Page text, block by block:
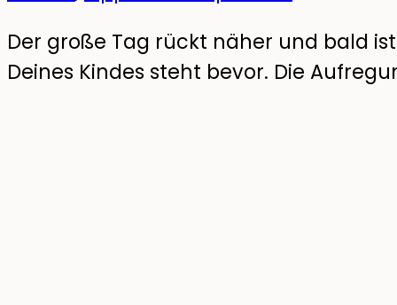
Der große Tag rückt näher und bald
Deines Kindes steht bevor. Die